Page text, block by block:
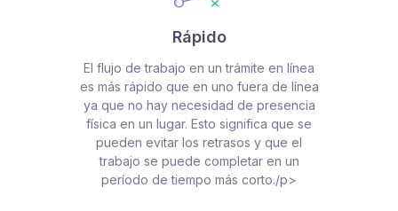
Rápido
El flujo de trabajo en un trámite en línea
es más rápido que en uno fuera de línea
ya que no hay necesidad de presencia
física en un lugar. Esto significa que se
pueden evitar los retrasos y que el
trabajo se puede completar en un
período de tiempo más corto./p>